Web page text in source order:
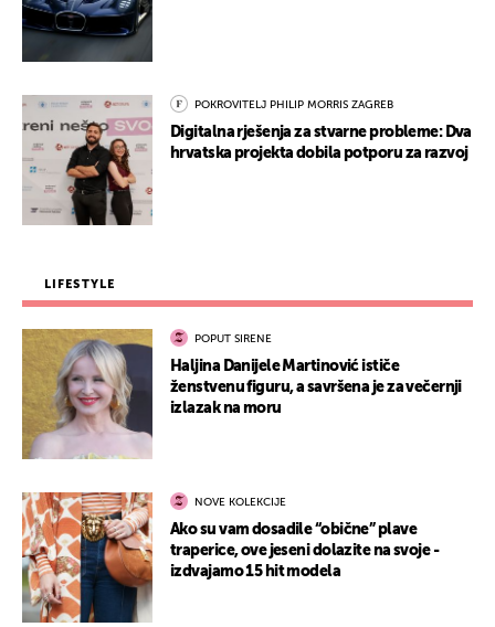
POKROVITELJ PHILIP MORRIS ZAGREB
Digitalna rješenja za stvarne probleme: Dva
hrvatska projekta dobila potporu za razvoj
LIFESTYLE
POPUT SIRENE
Haljina Danijele Martinović ističe
ženstvenu figuru, a savršena je za večernji
izlazak na moru
NOVE KOLEKCIJE
Ako su vam dosadile “obične” plave
traperice, ove jeseni dolazite na svoje -
izdvajamo 15 hit modela